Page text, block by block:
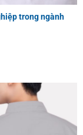
trong ngành